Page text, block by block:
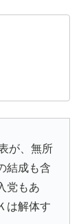
が、無所
結成も含
党もあ
は解体す